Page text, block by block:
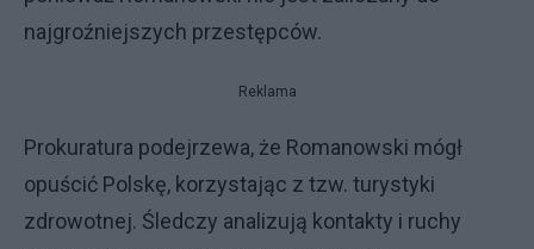
najgroźniejszych przestępców.
Reklama
Prokuratura podejrzewa, że Romanowski mógł
opuścić Polskę, korzystając z tzw. turystyki
zdrowotnej. Śledczy analizują kontakty i ruchy